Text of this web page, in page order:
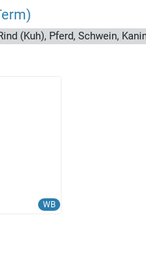
(Kuh), Pferd, Schwein,
WB